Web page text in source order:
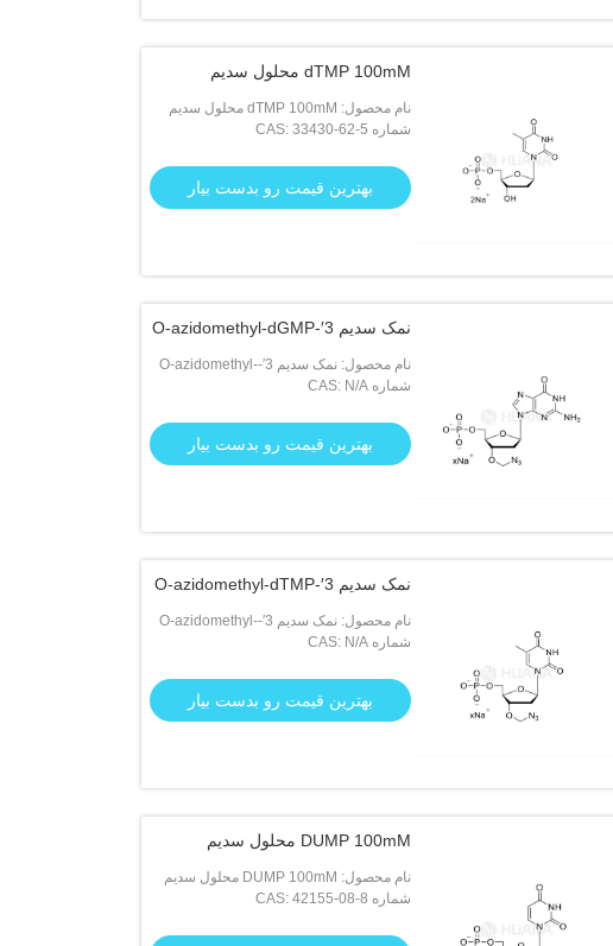
dTMP 100mM محلول سدیم
نام محصول: dTMP 100mM محلول سدیم
شماره CAS: 33430-62-5
بهترین قیمت رو بدست بیار
نمک سدیم 3′-O-azidomethyl-dGMP
نام محصول: نمک سدیم 3′-O-azidomethyl-
dGMP
شماره CAS: N/A
بهترین قیمت رو بدست بیار
نمک سدیم 3′-O-azidomethyl-dTMP
نام محصول: نمک سدیم 3′-O-azidomethyl-
dTMP
شماره CAS: N/A
بهترین قیمت رو بدست بیار
DUMP 100mM محلول سدیم
نام محصول: DUMP 100mM محلول سدیم
شماره CAS: 42155-08-8